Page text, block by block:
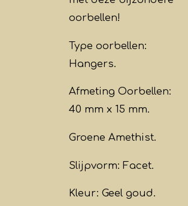
oorbellen!
Type oorbellen:
Hangers.
Afmeting Oorbellen:
40 mm x 15 mm.
Groene Amethist.
Slijpvorm: Facet.
Kleur: Geel goud.